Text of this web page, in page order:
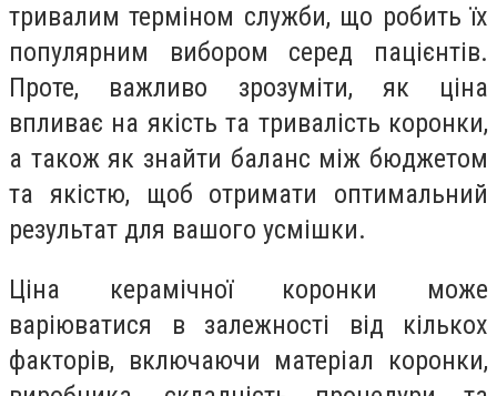
тривалим терміном служби, що робить їх
популярним вибором серед пацієнтів.
Проте, важливо зрозуміти, як ціна
впливає на якість та тривалість коронки,
а також як знайти баланс між бюджетом
та якістю, щоб отримати оптимальний
результат для вашого усмішки.
Ціна керамічної коронки може
варіюватися в залежності від кількох
факторів, включаючи матеріал коронки,